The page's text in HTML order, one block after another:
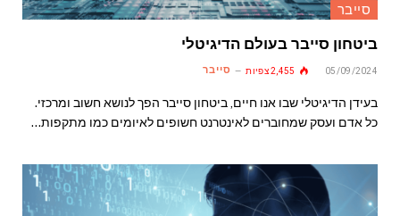
סייבר
ביטחון סייבר בעולם הדיגיטלי
05/09/2024
2,455 צפיות סייבר
בעידן הדיגיטלי שבו אנו חיים, ביטחון סייבר הפך לנושא חשוב ומרכזי.
כל אדם ועסק שמחוברים לאינטרנט חשופים לאיומים כמו מתקפות…